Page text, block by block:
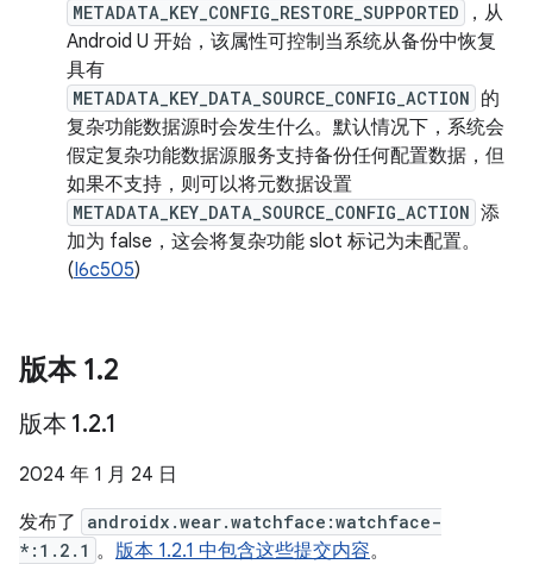
METADATA_KEY_CONFIG_RESTORE_SUPPORTED
，从
Android U 开始，该属性可控制当系统从备份中恢复
具有
METADATA_KEY_DATA_SOURCE_CONFIG_ACTION 的
复杂功能数据源时会发生什么。默认情况下，系统会
假定复杂功能数据源服务支持备份任何配置数据，但
如果不支持，则可以将元数据设置
METADATA_KEY_DATA_SOURCE_CONFIG_ACTION 添
加为 false，这会将复杂功能 slot 标记为未配置。
(I6c505)
版本 1.2
版本 1.2.1
2024 年 1 月 24 日
发布了
androidx.wear.watchface:watchface-
*:1.2.1 。 版本 1.2.1 中包含这些提交内容。